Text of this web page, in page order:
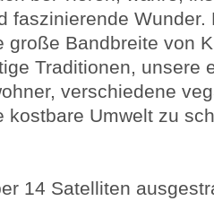
faszinierende Wunder.
große Bandbreite von
Traditionen, unsere
verschiedene
kostbare Umwelt zu
14 Satelliten